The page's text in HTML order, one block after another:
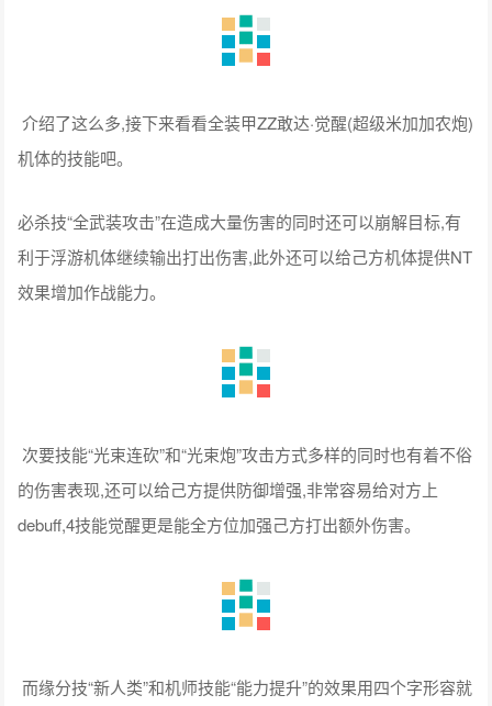
介绍了这么多,接下来看看全装甲ZZ敢达·觉醒(超级米加加农炮)
机体的技能吧。
必杀技“全武装攻击”在造成大量伤害的同时还可以崩解目标,有
利于浮游机体继续输出打出伤害,此外还可以给己方机体提供NT
效果增加作战能力。
次要技能“光束连砍”和“光束炮”攻击方式多样的同时也有着不俗
的伤害表现,还可以给己方提供防御增强,非常容易给对方上
debuff,4技能觉醒更是能全方位加强己方打出额外伤害。
而缘分技“新人类”和机师技能“能力提升”的效果用四个字形容就